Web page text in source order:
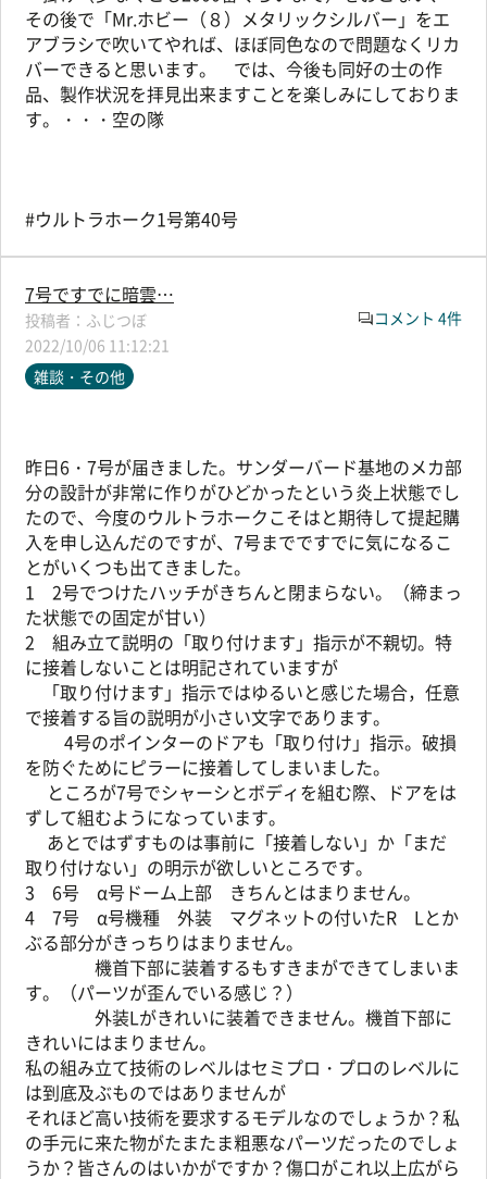
その後で「Mr.ホビー（８）メタリックシルバー」をエ
アブラシで吹いてやれば、ほぼ同色なので問題なくリカ
バーできると思います。 では、今後も同好の士の作
品、製作状況を拝見出来ますことを楽しみにしておりま
す。・・・空の隊
#ウルトラホーク1号第40号
7号ですでに暗雲…
ふじつぼ
2022/10/06 11:12:21
コメント 4件
雑談・その他
昨日6・7号が届きました。サンダーバード基地のメカ部
分の設計が非常に作りがひどかったという炎上状態でし
たので、今度のウルトラホークこそはと期待して提起購
入を申し込んだのですが、7号までですでに気になるこ
とがいくつも出てきました。
1 2号でつけたハッチがきちんと閉まらない。（締まっ
た状態での固定が甘い）
2 組み立て説明の「取り付けます」指示が不親切。特
に接着しないことは明記されていますが
「取り付けます」指示ではゆるいと感じた場合，任意
で接着する旨の説明が小さい文字であります。
4号のポインターのドアも「取り付け」指示。破損
を防ぐためにピラーに接着してしまいました。
ところが7号でシャーシとボディを組む際、ドアをは
ずして組むようになっています。
あとではずすものは事前に「接着しない」か「まだ
取り付けない」の明示が欲しいところです。
3 6号 α号ドーム上部 きちんとはまりません。
4 7号 α号機種 外装 マグネットの付いたR Lとか
ぶる部分がきっちりはまりません。
機首下部に装着するもすきまができてしまいま
す。（パーツが歪んでいる感じ？）
外装Lがきれいに装着できません。機首下部に
きれいにはまりません。
私の組み立て技術のレベルはセミプロ・プロのレベルに
は到底及ぶものではありませんが
それほど高い技術を要求するモデルなのでしょうか？私
の手元に来た物がたまたま粗悪なパーツだったのでしょ
うか？皆さんのはいかがですか？傷口がこれ以上広がら